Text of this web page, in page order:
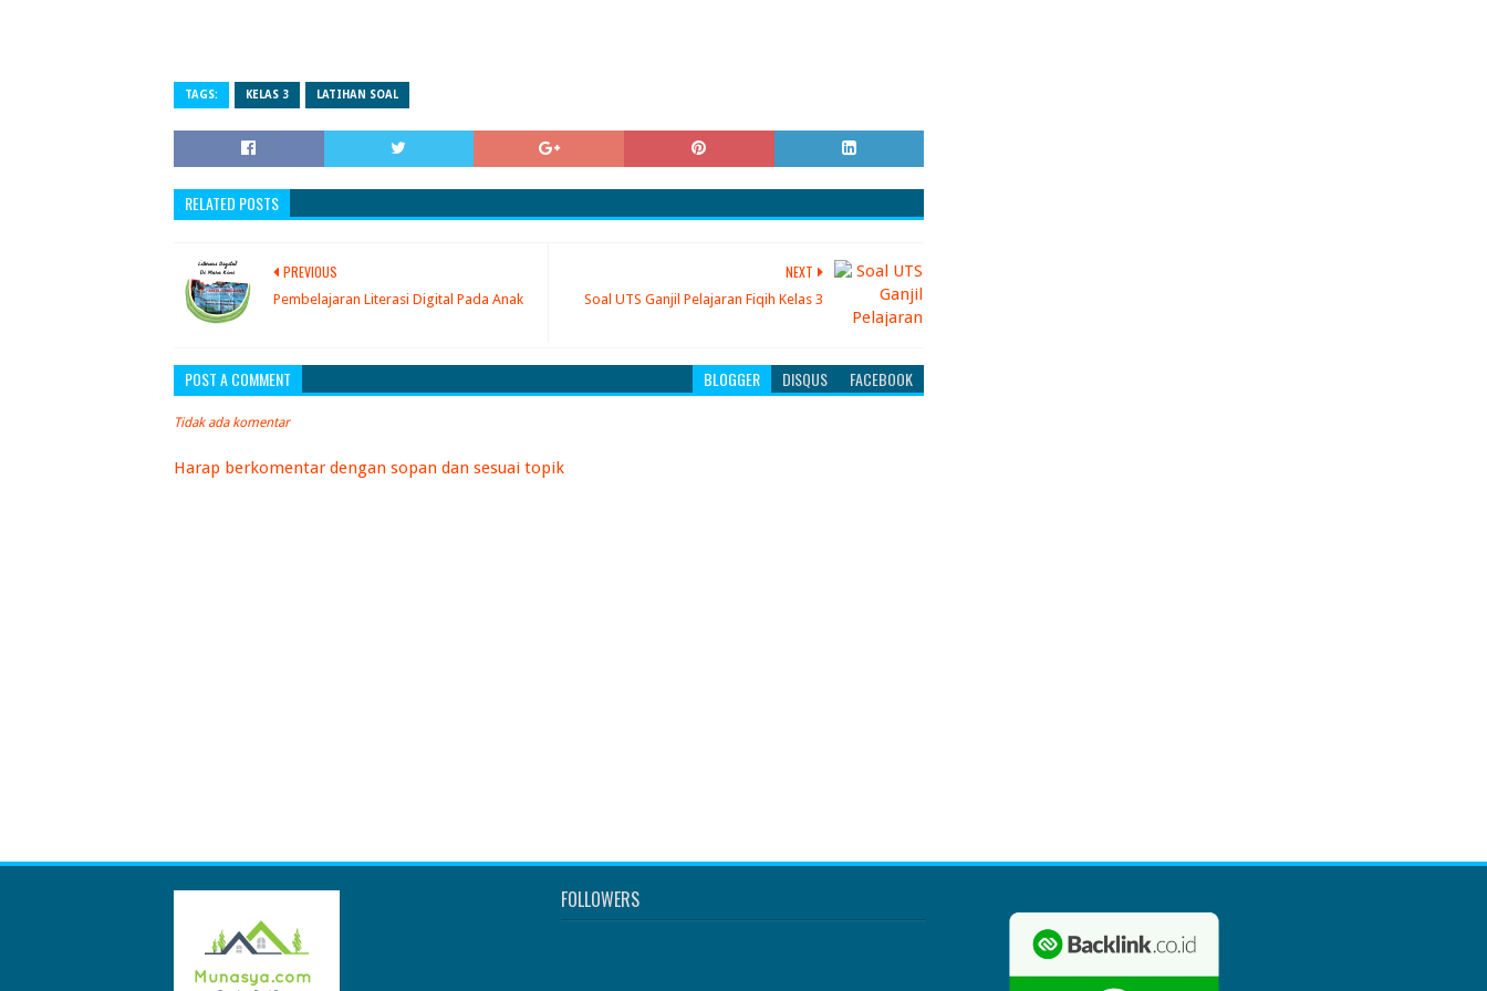
TAGS: KELAS 3 LATIHAN SOAL
RELATED POSTS
NEXT
Soal UTS Ganjil Pelajaran Fiqih Kelas 3
PREVIOUS
Pembelajaran Literasi Digital Pada Anak
POST A COMMENT BLOGGER DISQUS FACEBOOK
Tidak ada komentar
Harap berkomentar dengan sopan dan sesuai topik
FOLLOWERS